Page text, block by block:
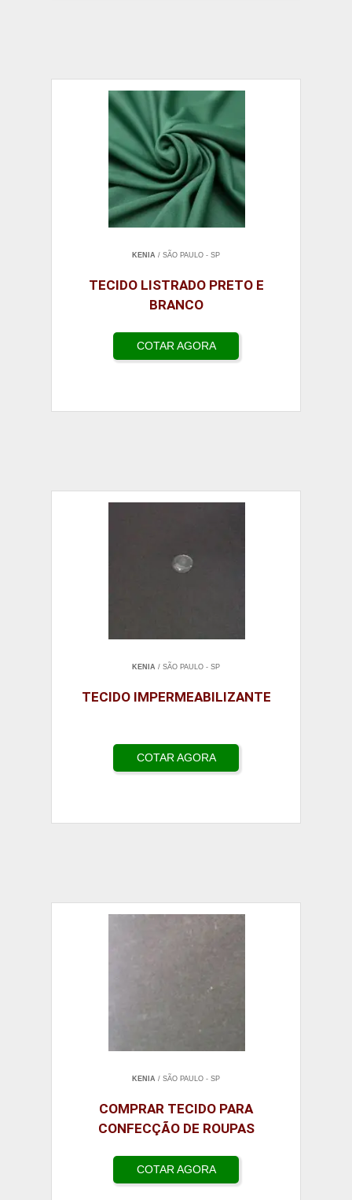
KENIA / SÃO PAULO - SP
TECIDO LISTRADO PRETO E
BRANCO
COTAR AGORA
KENIA / SÃO PAULO - SP
TECIDO IMPERMEABILIZANTE
COTAR AGORA
KENIA / SÃO PAULO - SP
COMPRAR TECIDO PARA
CONFECÇÃO DE ROUPAS
COTAR AGORA